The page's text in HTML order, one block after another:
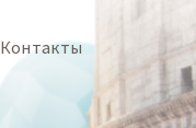
Контакты